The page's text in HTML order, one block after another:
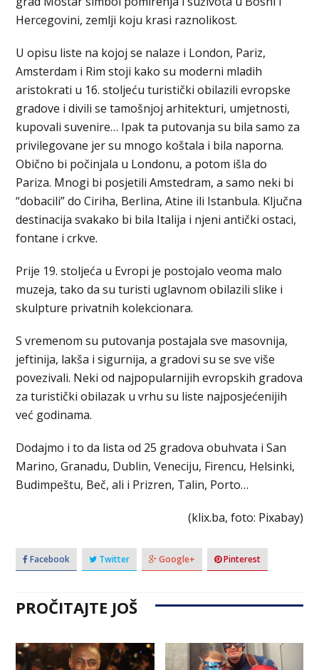
Hercegovini, zemlji koju krasi raznolikost.
U opisu liste na kojoj se nalaze i London, Pariz,
Amsterdam i Rim stoji kako su moderni mladih
aristokrati u 16. stoljeću turistički obilazili evropske
gradove i divili se tamošnjoj arhitekturi, umjetnosti,
kupovali suvenire… Ipak ta putovanja su bila samo za
privilegovane jer su mnogo koštala i bila naporna.
Obično bi počinjala u Londonu, a potom išla do
Pariza. Mnogi bi posjetili Amstedram, a samo neki bi
“dobacili” do Ciriha, Berlina, Atine ili Istanbula. Ključna
destinacija svakako bi bila Italija i njeni antički ostaci,
fontane i crkve.
Prije 19. stoljeća u Evropi je postojalo veoma malo
muzeja, tako da su turisti uglavnom obilazili slike i
skulpture privatnih kolekcionara.
S vremenom su putovanja postajala sve masovnija,
jeftinija, lakša i sigurnija, a gradovi su se sve više
povezivali. Neki od najpopularnijih evropskih gradova
za turistički obilazak u vrhu su liste najposjećenijih
već godinama.
Dodajmo i to da lista od 25 gradova obuhvata i San
Marino, Granadu, Dublin, Veneciju, Firencu, Helsinki,
Budimpeštu, Beč, ali i Prizren, Talin, Porto…
(klix.ba, foto: Pixabay)
Facebook Twitter Google+ Pinterest
PROČITAJTE JOŠ